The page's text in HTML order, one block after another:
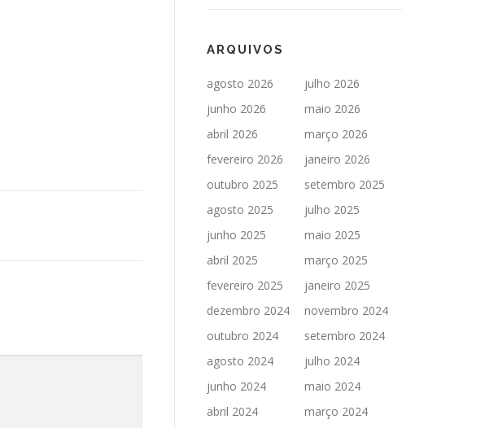
ARQUIVOS
agosto 2026
julho 2026
junho 2026
maio 2026
abril 2026
março 2026
fevereiro 2026
janeiro 2026
outubro 2025
setembro 2025
agosto 2025
julho 2025
junho 2025
maio 2025
abril 2025
março 2025
fevereiro 2025
janeiro 2025
dezembro 2024
novembro 2024
outubro 2024
setembro 2024
agosto 2024
julho 2024
junho 2024
maio 2024
abril 2024
março 2024